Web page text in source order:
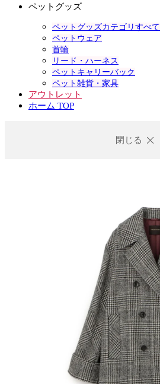
ペットグッズ
ペットグッズカテゴリすべて
ペットウェア
首輪
リード・ハーネス
ペットキャリーバック
ペット雑貨・家具
アウトレット
ホーム TOP
閉じる